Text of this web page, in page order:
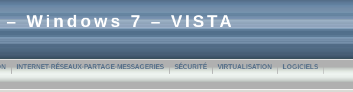
Windows 7 – VISTA
INTERNET-RÉSEAUX-PARTAGE-MESSAGERIES SÉCURITÉ VIRTUALISATION LOGICIELS